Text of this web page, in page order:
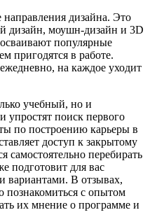
дизайна. Это
дизайн, моушн-дизайн и 3D
популярные
пригодятся в работе.
на каждое уходит
учебный, но и
упростят поиск первого
по построению карьеры в
доступ к закрытому
самостоятельно перебирать
подготовит для вас
вариантами. В отзывах,
познакомиться с опытом
их мнение о программе и